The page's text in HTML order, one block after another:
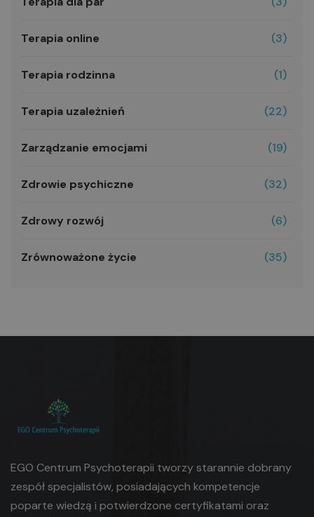
Terapia online (3)
Terapia rodzinna (1)
Terapia uzależnień (22)
Zarządzanie emocjami (19)
Zdrowie psychiczne (32)
Zdrowy rozwój (6)
Zrównoważone życie (35)
EGO Centrum Psychoterapii tworzy starannie dobrany
zespół specjalistów, posiadających kompetencje
poparte wiedzą i potwierdzone certyfikatami oraz